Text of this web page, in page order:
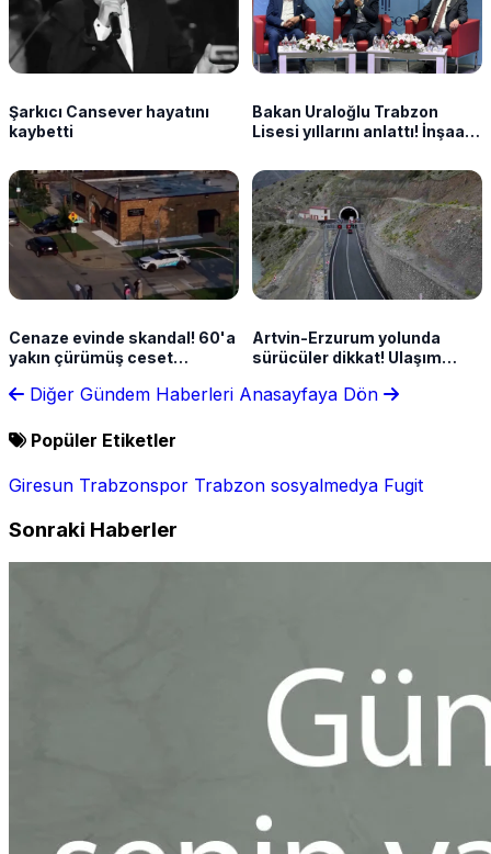
Şarkıcı Cansever hayatını
kaybetti
Bakan Uraloğlu Trabzon
Lisesi yıllarını anlattı! İnşaat
Cenaze evinde skandal! 60'a
yakın çürümüş ceset
Artvin-Erzurum yolunda
sürücüler dikkat! Ulaşım
Diğer Gündem Haberleri Anasayfaya Dön
Popüler Etiketler
Giresun Trabzonspor Trabzon sosyalmedya Fugit
Sonraki Haberler